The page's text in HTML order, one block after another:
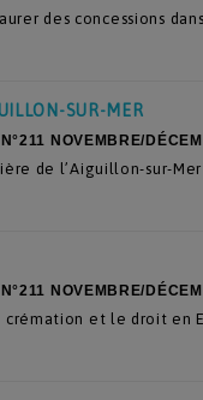
des concessions
SUR-MER
NOVEMBRE/
de l’Aiguillon-sur-
NOVEMBRE/
crémation et le droit en